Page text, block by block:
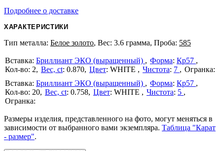
Подробнее о доставке
ХАРАКТЕРИСТИКИ
Тип металла: Белое золото, Вес: 3.6 грамма, Проба: 585
Бриллиант ЭКО (выращенный) Форма: Кр57
2
Вес, ct: 0.870 Цвет: WHITE Чистота: 7
Бриллиант ЭКО (выращенный)
Форма: Кр57
20 Вес, ct: 0.758 Цвет: WHITE Чистота: 5
Размеры изделия, представленного на фото, могут меняться в
зависимости от выбранного вами экземпляра. Таблица "Карат
- размер".